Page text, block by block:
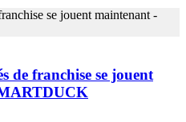
de franchise se jouent